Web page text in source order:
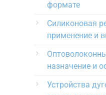
формате
Силиконовая
применение и
назначение и
Устройства